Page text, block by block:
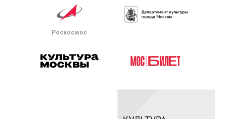
Роскосмос